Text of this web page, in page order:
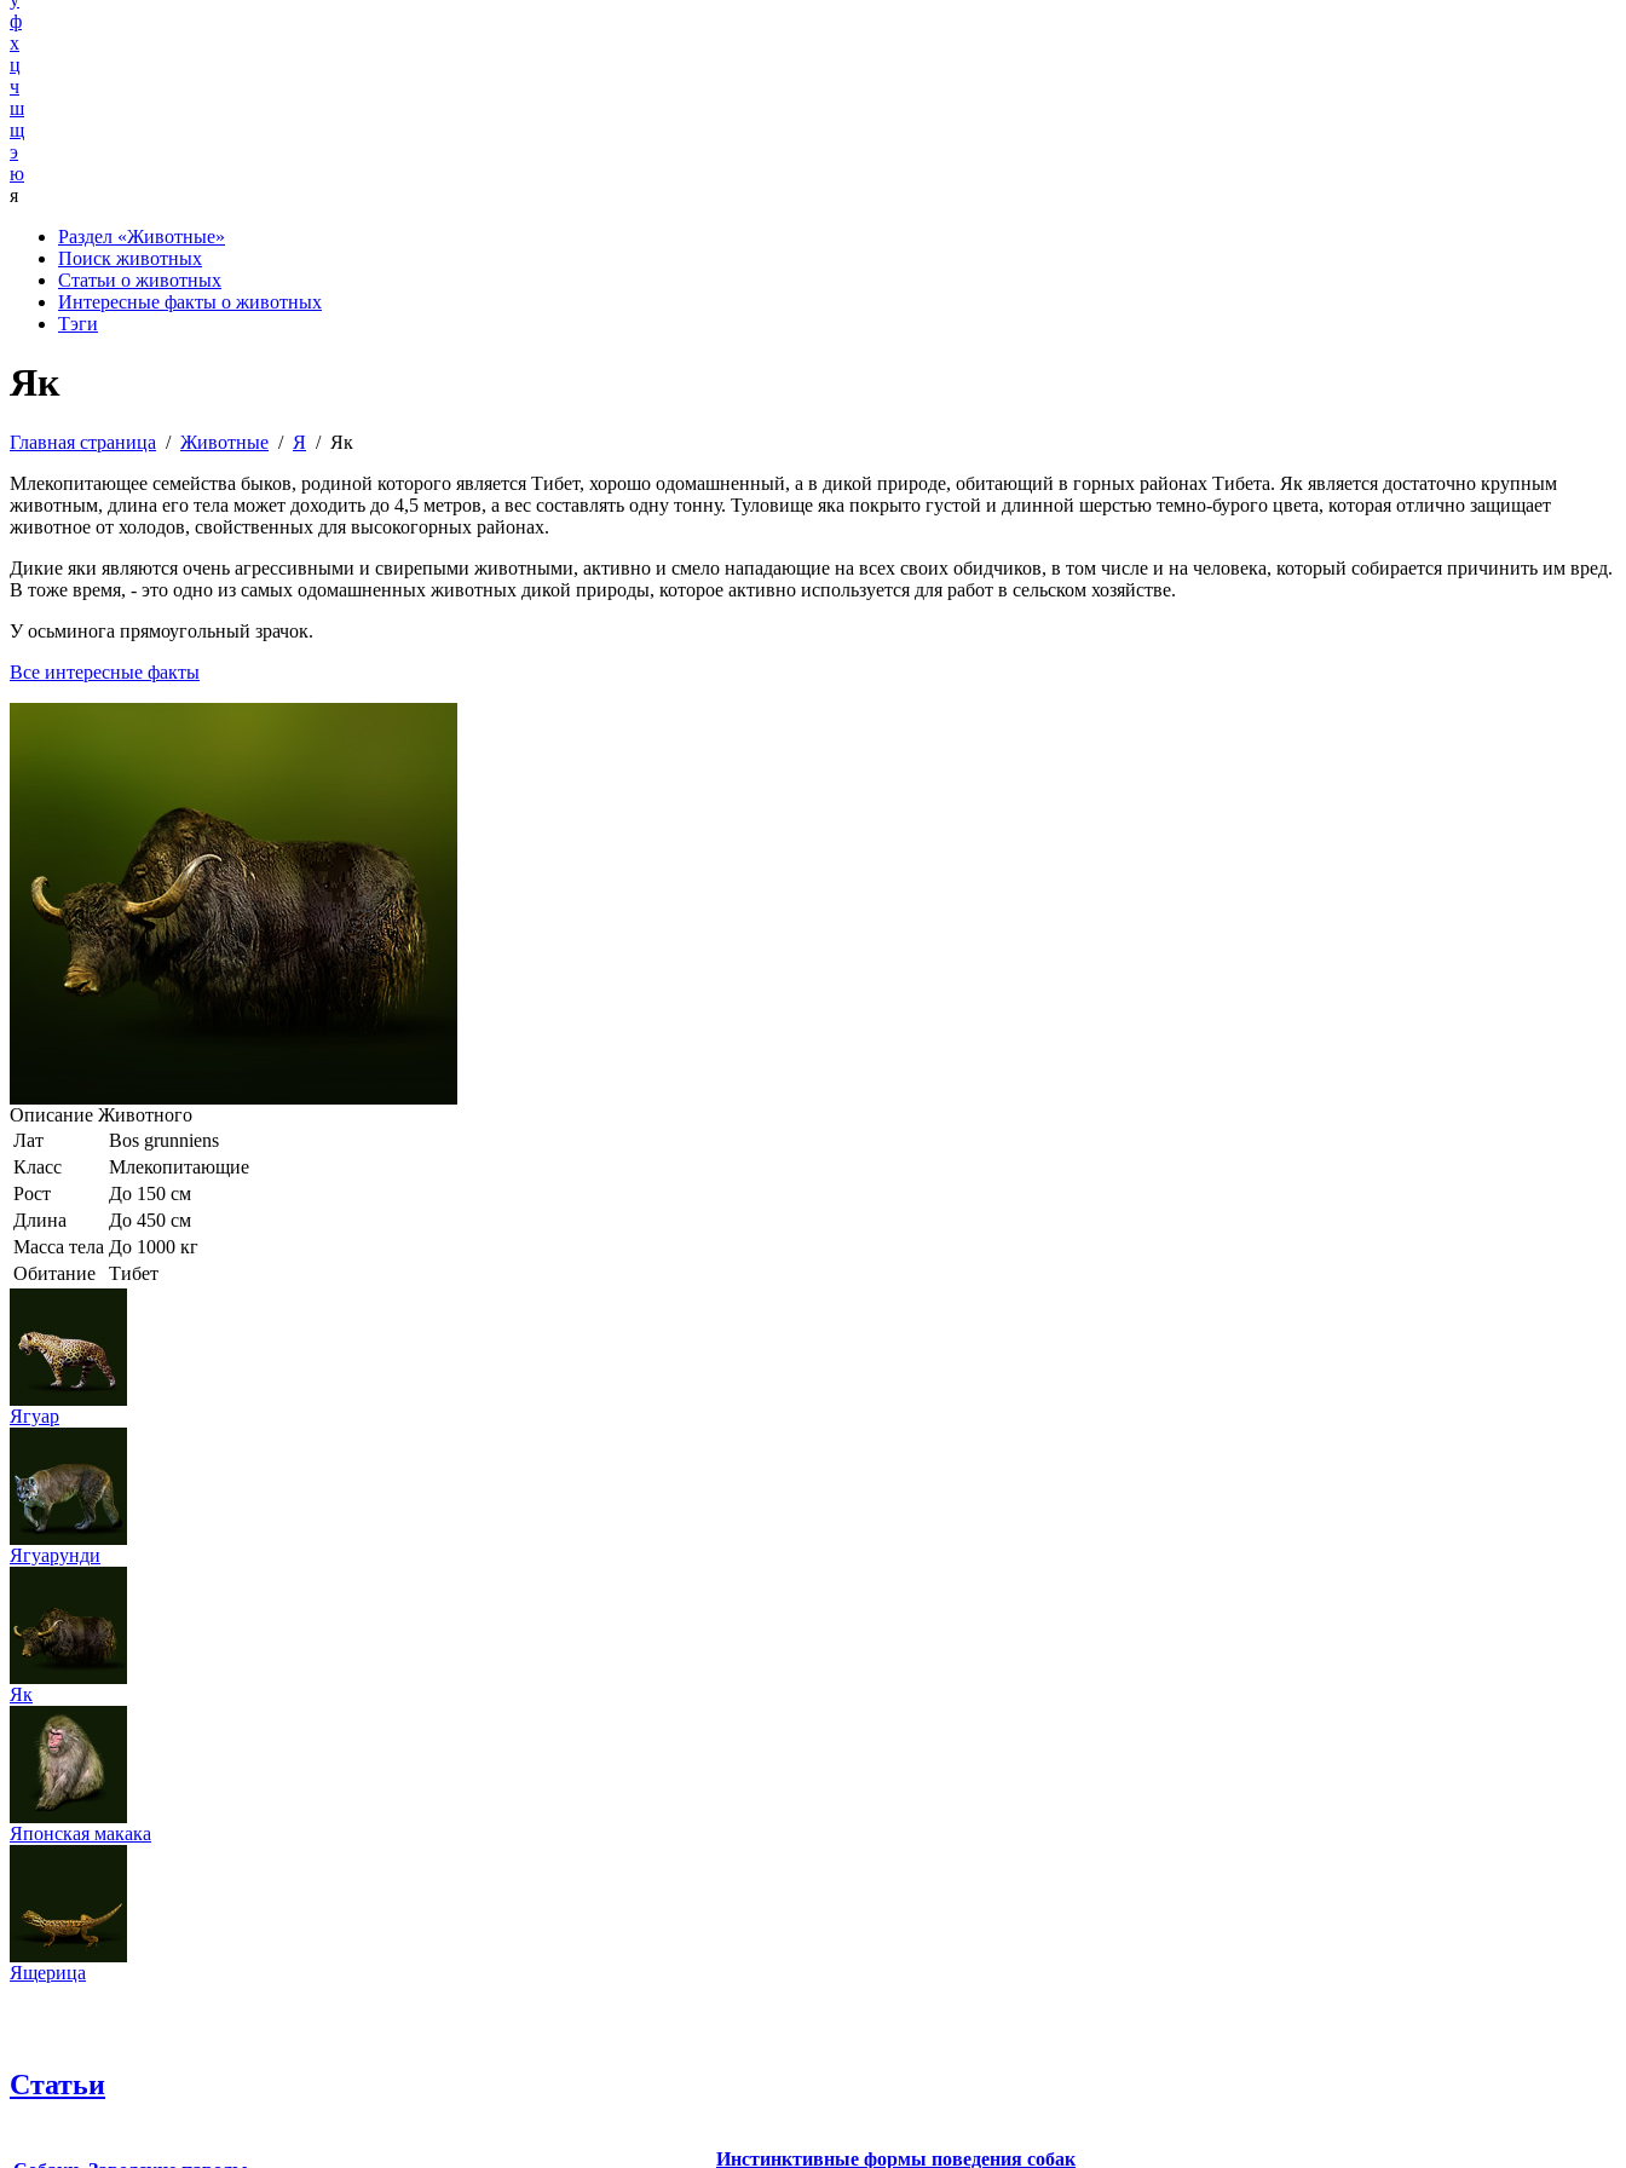
ф
х
ц
ч
ш
щ
э
ю
я
Раздел «Животные»
Поиск животных
Статьи о животных
Интересные факты о животных
Тэги
Як
Главная страница / Животные / Я / Як
Млекопитающее семейства быков, родиной которого является Тибет, хорошо одомашненный, а в дикой природе, обитающий в горных районах Тибета. Як является достаточно крупным
животным, длина его тела может доходить до 4,5 метров, а вес составлять одну тонну. Туловище яка покрыто густой и длинной шерстью темно-бурого цвета, которая отлично защищает
животное от холодов, свойственных для высокогорных районах.
Дикие яки являются очень агрессивными и свирепыми животными, активно и смело нападающие на всех своих обидчиков, в том числе и на человека, который собирается причинить им вред.
В тоже время, - это одно из самых одомашненных животных дикой природы, которое активно используется для работ в сельском хозяйстве.
У осьминога прямоугольный зрачок.
Все интересные факты
Описание Животного
Лат
Bos grunniens
Класс
Млекопитающие
Рост
До 150 см
Длина
До 450 см
Масса тела До 1000 кг
Обитание
Тибет
Ягуар
Ягуарунди
Як
Японская макака
Ящерица
Статьи
Инстинктивные формы поведения собак